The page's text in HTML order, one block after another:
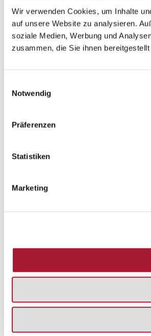
Wir verwenden Cookies, um Inhalte
auf unsere Website zu analysieren.
soziale Medien, Werbung und
zusammen, die Sie ihnen
Notwendig
Präferenzen
Statistiken
Marketing